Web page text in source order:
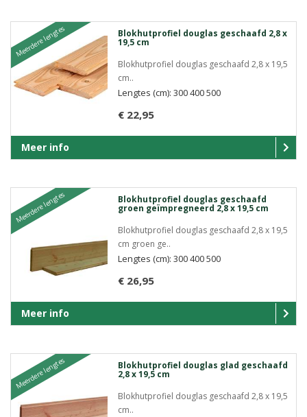
Meerdere lengtes Blokhutprofiel douglas geschaafd 2,8 x
19,5 cm
Blokhutprofiel douglas geschaafd 2,8 x 19,5
cm..
€ 22,95
Lengtes (cm): 300 400 500
Meer info
Meerdere lengtes Blokhutprofiel douglas geschaafd
groen geïmpregneerd 2,8 x 19,5 cm
Blokhutprofiel douglas geschaafd 2,8 x 19,5
cm groen ge..
€ 26,95
Lengtes (cm): 300 400 500
Meer info
Meerdere lengtes Blokhutprofiel douglas glad geschaafd
2,8 x 19,5 cm
Blokhutprofiel douglas geschaafd 2,8 x 19,5
cm..